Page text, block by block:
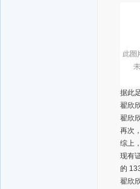
据此
翟欣
翟欣
再次
综上
现有
的
翟欣